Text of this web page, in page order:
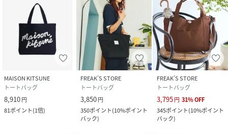
MAISON KITSUNE
トートバッグ
8,910円
81ポイント(1倍)
FREAK’S STORE
トートバッグ
3,850円
350ポイント(10%ポイント
バック)
FREAK’S STORE
トートバッグ
3,795円 31%OFF
345ポイント(10%ポイント
バック)